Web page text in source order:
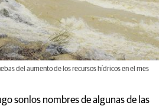
del aumento de los recursos hídricos en el mes
sonlos nombres de algunas de las